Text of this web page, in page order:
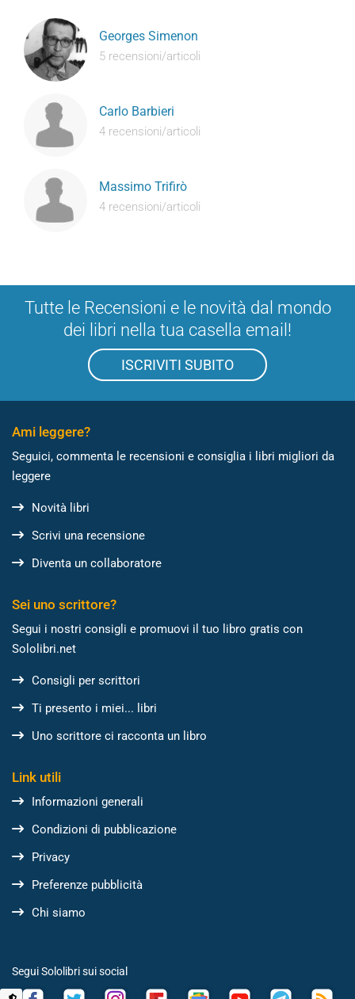
Georges Simenon
5 recensioni/articoli
Carlo Barbieri
4 recensioni/articoli
Massimo Trifirò
4 recensioni/articoli
Tutte le Recensioni e le novità dal mondo
dei libri nella tua casella email!
ISCRIVITI SUBITO
Ami leggere?
Seguici, commenta le recensioni e consiglia i libri migliori da
leggere
Novità libri
Scrivi una recensione
Diventa un collaboratore
Sei uno scrittore?
Segui i nostri consigli e promuovi il tuo libro gratis con
Sololibri.net
Consigli per scrittori
Ti presento i miei... libri
Uno scrittore ci racconta un libro
Link utili
Informazioni generali
Condizioni di pubblicazione
Privacy
Preferenze pubblicità
Chi siamo
Segui Sololibri sui social